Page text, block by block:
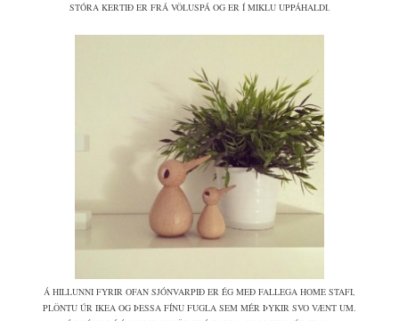
STÓRA KERTIÐ ER FRÁ VÖLUSPÁ OG ER Í MIKLU UPPÁHALDI.
Á HILLUNNI FYRIR OFAN SJÓNVARPIÐ ER ÉG MEÐ FALLEGA HOME STAFI,
PLÖNTU ÚR IKEA OG ÞESSA FÍNU FUGLA SEM MÉR ÞYKIR SVO VÆNT UM.